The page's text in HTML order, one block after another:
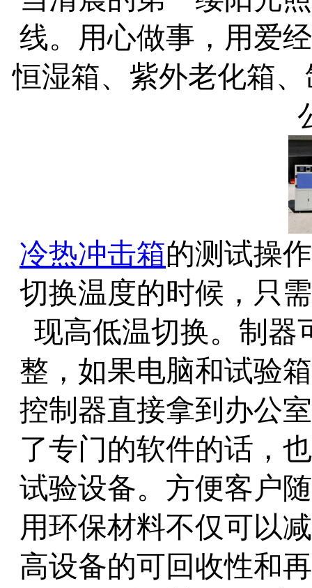
线。用心做事，用爱
恒湿箱、紫外老化箱、
冷热冲击箱的测试操
切换温度的时候，只
现高低温切换。制器
整，如果电脑和试验
控制器直接拿到办公
了专门的软件的话，
试验设备。方便客户
用环保材料不仅可以
高设备的可回收性和